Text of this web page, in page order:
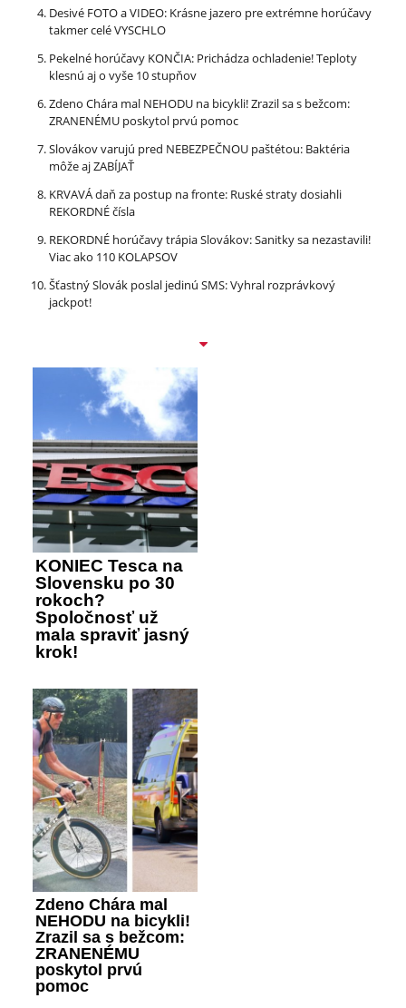
Desivé FOTO a VIDEO: Krásne jazero pre extrémne horúčavy
takmer celé VYSCHLO
Pekelné horúčavy KONČIA: Prichádza ochladenie! Teploty
klesnú aj o vyše 10 stupňov
Zdeno Chára mal NEHODU na bicykli! Zrazil sa s bežcom:
ZRANENÉMU poskytol prvú pomoc
Slovákov varujú pred NEBEZPEČNOU paštétou: Baktéria
môže aj ZABÍJAŤ
KRVAVÁ daň za postup na fronte: Ruské straty dosiahli
REKORDNÉ čísla
REKORDNÉ horúčavy trápia Slovákov: Sanitky sa nezastavili!
Viac ako 110 KOLAPSOV
Šťastný Slovák poslal jedinú SMS: Vyhral rozprávkový
jackpot!
KONIEC Tesca na
Slovensku po 30
rokoch?
Spoločnosť už
mala spraviť jasný
krok!
Zdeno Chára mal
NEHODU na bicykli!
Zrazil sa s bežcom:
ZRANENÉMU
poskytol prvú
pomoc